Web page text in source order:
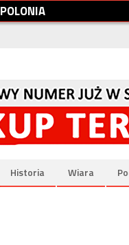
POLONIA
Historia Wiara